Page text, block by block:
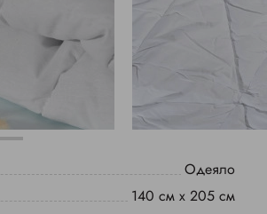
Одеяло
140 см х 205 см